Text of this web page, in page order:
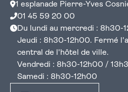
1 esplanade Pierre-Yves
01 45 59 20 00
Du lundi au mercredi : 8h30-
Jeudi : 8h30-12h00. Fermé
central de l'hôtel de ville.
Vendredi : 8h30-12h00 /
Samedi : 8h30-12h00